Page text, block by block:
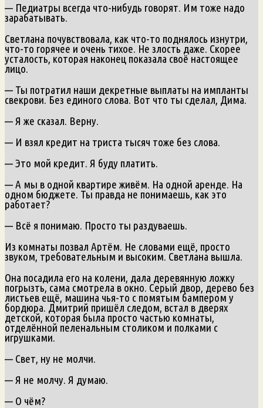
— Педиатры всегда что-нибудь говорят. Им тоже надо
зарабатывать.
Светлана почувствовала, как что-то поднялось изнутри,
что-то горячее и очень тихое. Не злость даже. Скорее
усталость, которая наконец показала своё настоящее
лицо.
— Ты потратил наши декретные выплаты на импланты
свекрови. Без единого слова. Вот что ты сделал, Дима.
— Я же сказал. Верну.
— И взял кредит на триста тысяч тоже без слова.
— Это мой кредит. Я буду платить.
— А мы в одной квартире живём. На одной аренде. На
одном бюджете. Ты правда не понимаешь, как это
работает?
— Всё я понимаю. Просто ты раздуваешь.
Из комнаты позвал Артём. Не словами ещё, просто
звуком, требовательным и высоким. Светлана вышла.
Она посадила его на колени, дала деревянную ложку
погрызть, сама смотрела в окно. Серый двор, дерево без
листьев ещё, машина чья-то с помятым бампером у
бордюра. Дмитрий пришёл следом, встал в дверях
детской, которая была просто частью комнаты,
отделённой пеленальным столиком и полками с
игрушками.
— Свет, ну не молчи.
— Я не молчу. Я думаю.
— О чём?